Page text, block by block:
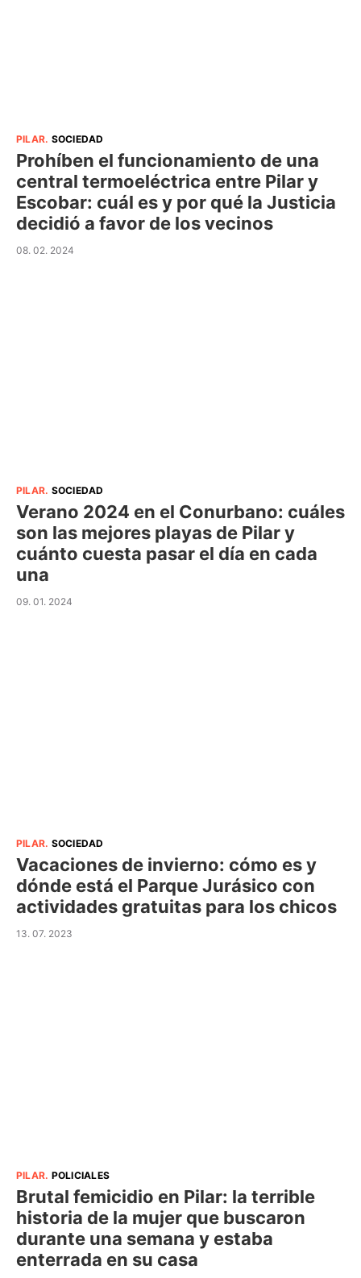
PILAR. SOCIEDAD
Prohíben el funcionamiento de una
central termoeléctrica entre Pilar y
Escobar: cuál es y por qué la Justicia
decidió a favor de los vecinos
08. 02. 2024
PILAR. SOCIEDAD
Verano 2024 en el Conurbano: cuáles
son las mejores playas de Pilar y
cuánto cuesta pasar el día en cada
una
09. 01. 2024
PILAR. SOCIEDAD
Vacaciones de invierno: cómo es y
dónde está el Parque Jurásico con
actividades gratuitas para los chicos
13. 07. 2023
PILAR. POLICIALES
Brutal femicidio en Pilar: la terrible
historia de la mujer que buscaron
durante una semana y estaba
enterrada en su casa